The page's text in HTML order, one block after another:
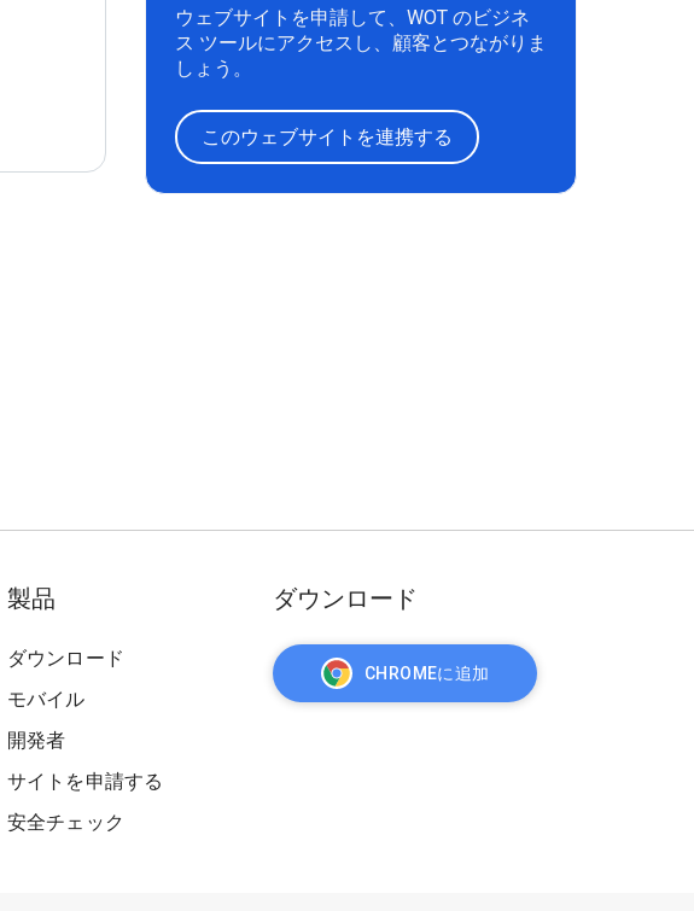
ウェブサイトを申請して、WOT のビジネ
ス ツールにアクセスし、顧客とつながりま
しょう。
このウェブサイトを連携する
製品
ダウンロード
モバイル
開発者
サイトを申請する
安全チェック
ダウンロード
CHROMEに追加